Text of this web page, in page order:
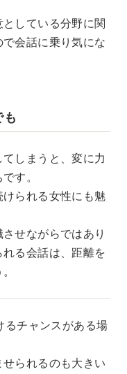
している分野に関
会話に乗り気にな
しまうと、変に力
す。
られる女性にも魅
せながらではあり
る会話は、距離を
るチャンスがある場
られるのも大きい